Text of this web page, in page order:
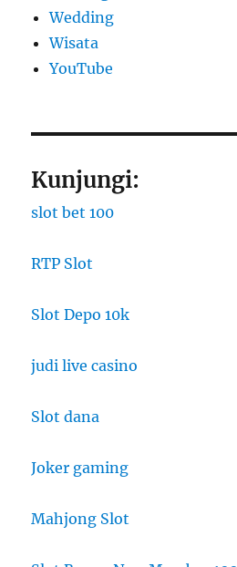
Wedding
Wisata
YouTube
Kunjungi:
slot bet 100
RTP Slot
Slot Depo 10k
judi live casino
Slot dana
Joker gaming
Mahjong Slot